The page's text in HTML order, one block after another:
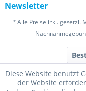
Newsletter
* Alle Preise inkl. gesetzl.
Diese Website benutzt
der Website